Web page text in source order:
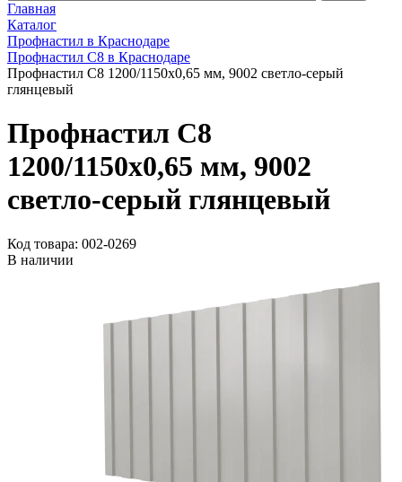
Главная
Каталог
Профнастил в Краснодаре
Профнастил С8 в Краснодаре
Профнастил С8 1200/1150x0,65 мм, 9002 светло-серый
глянцевый
Профнастил С8
1200/1150x0,65 мм, 9002
светло-серый глянцевый
Код товара: 002-0269
В наличии